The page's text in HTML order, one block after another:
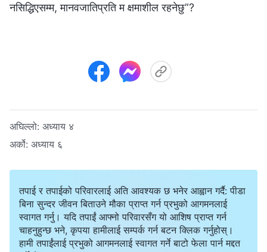
नसिद्धिएसम्म, मानवजातिप्रति म क्षमाशील रहनेछु”?
अघिल्लो: अध्याय ४
अर्को: अध्याय ६
तपाई र तपाईको परिवारलाई अति आवश्यक छ भनेर आह्वान गर्दै: पीडा
बिना सुन्दर जीवन बिताउने मौका प्राप्त गर्न प्रभुको आगमनलाई
स्वागत गर्नु। यदि तपाईं आफ्नो परिवारसँग यो आशिष प्राप्त गर्न
चाहनुहुन्छ भने, कृपया हामीलाई सम्पर्क गर्न बटन क्लिक गर्नुहोस्।
हामी तपाईंलाई प्रभुको आगमनलाई स्वागत गर्ने बाटो फेला पार्न मद्दत